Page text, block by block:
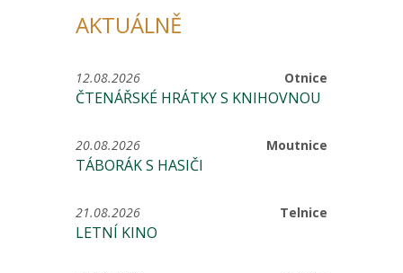
AKTUÁLNĚ
Otnice
12.08.2026
ČTENÁŘSKÉ HRÁTKY S KNIHOVNOU
Moutnice
20.08.2026
TÁBORÁK S HASIČI
Telnice
21.08.2026
LETNÍ KINO